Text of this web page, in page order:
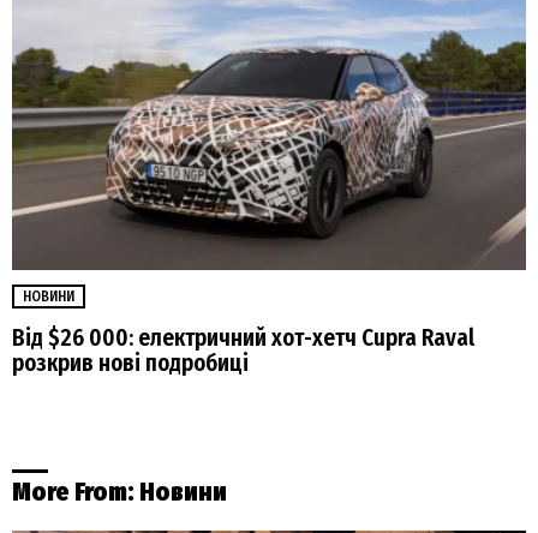
НОВИНИ
Від $26 000: електричний хот-хетч Cupra Raval
розкрив нові подробиці
More From: Новини